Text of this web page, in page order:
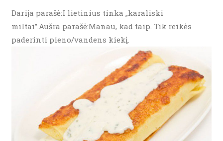
Darija parašė:I lietinius tinka „karaliski
miltai”.Aušra parašė:Manau, kad taip. Tik reikės
paderinti pieno/vandens kiekį.